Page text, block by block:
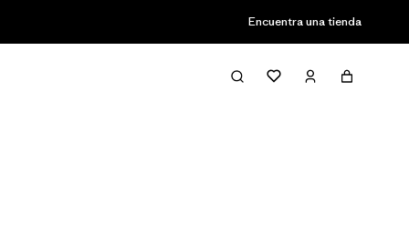
Encuentra una tienda
Filter & Sort